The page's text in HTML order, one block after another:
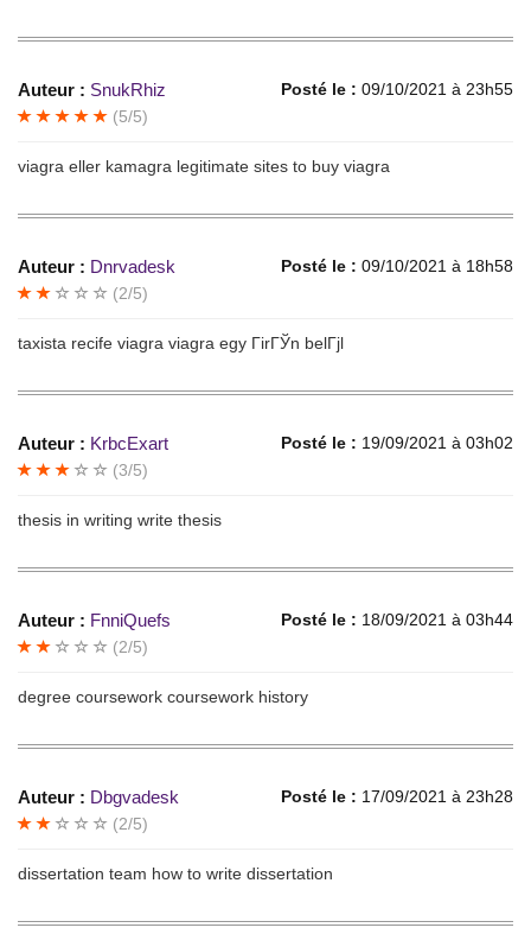
Auteur : SnukRhiz Posté le : 09/10/2021 à 23h55
(5/5)
viagra eller kamagra legitimate sites to buy viagra
Auteur : Dnrvadesk Posté le : 09/10/2021 à 18h58
(2/5)
taxista recife viagra viagra egy ГіrГЎn belГјl
Auteur : KrbcExart Posté le : 19/09/2021 à 03h02
(3/5)
thesis in writing write thesis
Auteur : FnniQuefs Posté le : 18/09/2021 à 03h44
(2/5)
degree coursework coursework history
Auteur : Dbgvadesk Posté le : 17/09/2021 à 23h28
(2/5)
dissertation team how to write dissertation